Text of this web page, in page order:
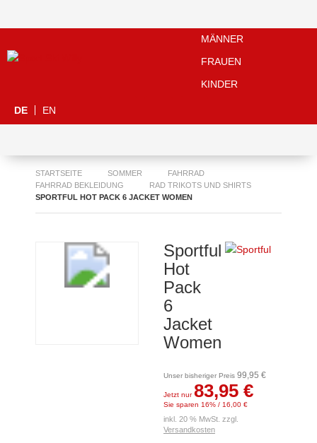
MÄNNER
FRAUEN
KINDER
DE EN
STARTSEITE SOMMER
FAHRRAD
FAHRRAD BEKLEIDUNG
RAD TRIKOTS UND SHIRTS
SPORTFUL HOT PACK 6 JACKET WOMEN
Sportful
Hot
Pack
6
Jacket
Women
Unser bisheriger Preis 99,95 €
Jetzt nur83,95 €
Sie sparen 16% / 16,00 €
inkl. 20 % MwSt. zzgl.
Versandkosten